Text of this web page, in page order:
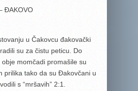
– ĐAKOVO
u Čakovcu đakovački
su za čistu peticu. Do
momčadi promašile su
prilika tako da su Đakovčani u
s “mršavih” 2:1.